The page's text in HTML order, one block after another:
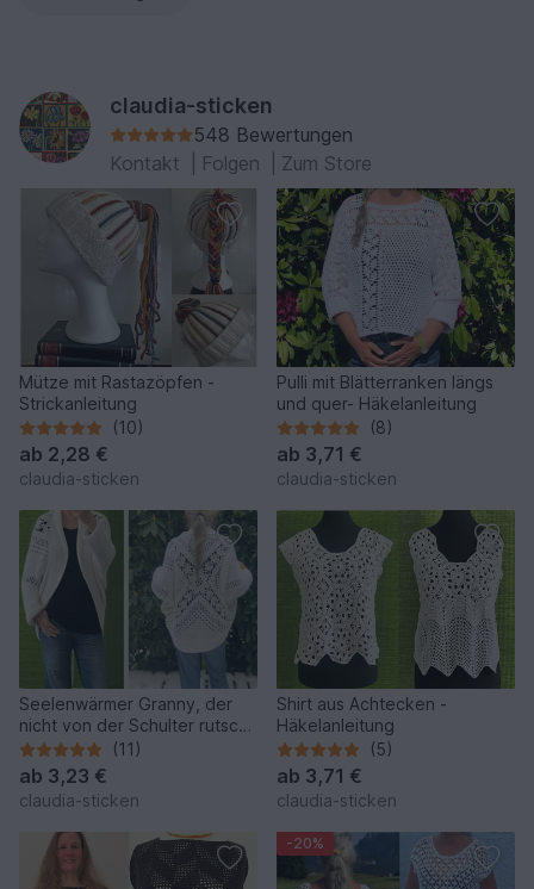
claudia-sticken
548 Bewertungen
Kontakt
Folgen Zum Store
Mütze mit Rastazöpfen -
Strickanleitung
(10)
ab 2,28 €
claudia-sticken
Pulli mit Blätterranken längs
und quer- Häkelanleitung
(8)
ab 3,71 €
claudia-sticken
Seelenwärmer Granny, der
nicht von der Schulter rutscht
- Häkelanleitung
(11)
ab 3,23 €
claudia-sticken
Shirt aus Achtecken -
Häkelanleitung
(5)
ab 3,71 €
claudia-sticken
-20%